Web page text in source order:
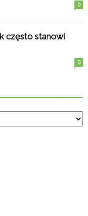
0
często stanowi
0